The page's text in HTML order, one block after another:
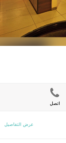
اتصل
عرض التفاصيل